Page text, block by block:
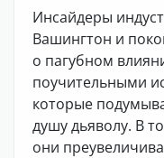
Инсайдеры
Вашингтон и
о пагубном
поучительными
которые
душу дьяволу. В
они